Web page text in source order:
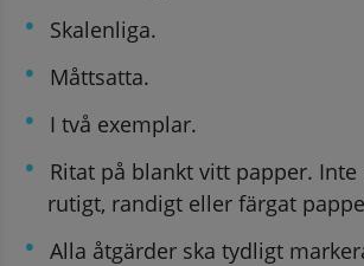
Skalenliga.
Måttsatta.
I två exemplar.
Ritat på blankt vitt papper. Inte
rutigt, randigt eller färgat
Alla åtgärder ska tydligt